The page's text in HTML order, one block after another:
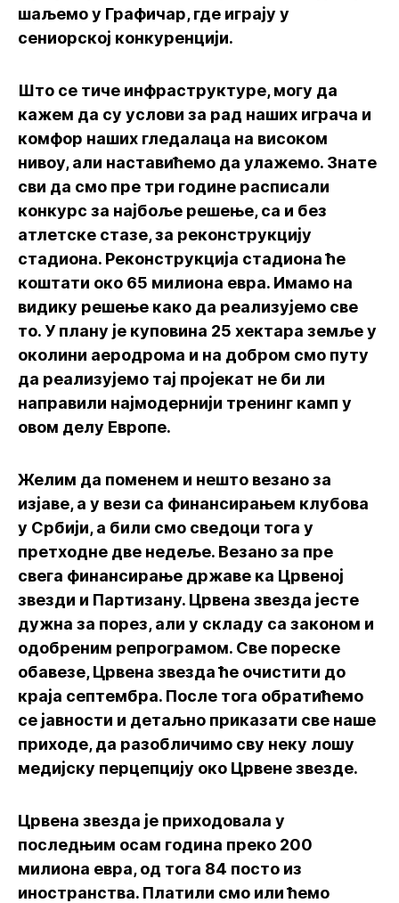
шаљемо у Графичар, где играју у
сениорској конкуренцији.
Што се тиче инфраструктуре, могу да
кажем да су услови за рад наших играча и
комфор наших гледалаца на високом
нивоу, али наставићемо да улажемо. Знате
сви да смо пре три године расписали
конкурс за најбоље решење, са и без
атлетске стазе, за реконструкцију
стадиона. Реконструкција стадиона ће
коштати око 65 милиона евра. Имамо на
видику решење како да реализујемо све
то. У плану је куповина 25 хектара земље у
околини аеродрома и на добром смо путу
да реализујемо тај пројекат не би ли
направили најмодернији тренинг камп у
овом делу Европе.
Желим да поменем и нешто везано за
изјаве, а у вези са финансирањем клубова
у Србији, а били смо сведоци тога у
претходне две недеље. Везано за пре
свега финансирање државе ка Црвеној
звезди и Партизану. Црвена звезда јесте
дужна за порез, али у складу са законом и
одобреним репрограмом. Све пореске
обавезе, Црвена звезда ће очистити до
краја септембра. После тога обратићемо
се јавности и детаљно приказати све наше
приходе, да разобличимо сву неку лошу
медијску перцепцију око Црвене звезде.
Црвена звезда је приходовала у
последњим осам година преко 200
милиона евра, од тога 84 посто из
иностранства. Платили смо или ћемо